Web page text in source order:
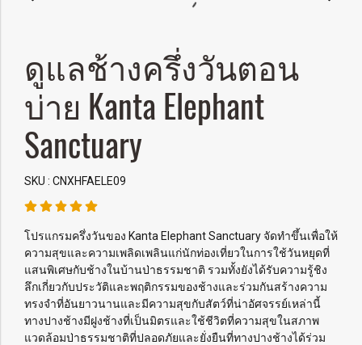
ดูแลช้างครึ่งวันตอน
บ่าย Kanta Elephant
Sanctuary
SKU : CNXHFAELE09
โปรแกรมครึ่งวันของ Kanta Elephant Sanctuary จัดทำขึ้นเพื่อให้
ความสุขและความเพลิดเพลินแก่นักท่องเที่ยวในการใช้วันหยุดที่
แสนพิเศษกับช้างในบ้านป่าธรรมชาติ รวมทั้งยังได้รับความรู้ชิง
ลึกเกี่ยวกับประวัติและพฤติกรรมของช้างและร่วมกันสร้างความ
ทรงจำที่อันยาวนานและมีความสุขกับสัตว์ที่น่าอัศจรรย์เหล่านี้
ทางปางช้างมีฝูงช้างที่เป็นมิตรและใช้ชีวิตที่ความสุขในสภาพ
แวดล้อมป่าธรรมชาติที่ปลอดภัยและยั่งยืนที่ทางปางช้างได้ร่วม